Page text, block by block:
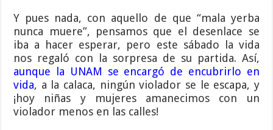
Y pues nada, con aquello de que “mala yerba
nunca muere”, pensamos que el desenlace se
iba a hacer esperar, pero este sábado la vida
nos regaló con la sorpresa de su partida. Así,
aunque la UNAM se encargó de encubrirlo en
vida, a la calaca, ningún violador se le escapa, y
¡hoy niñas y mujeres amanecimos con un
violador menos en las calles!